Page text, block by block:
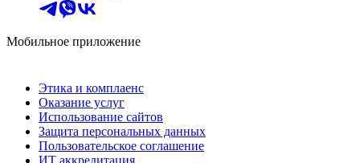
Мобильное приложение
Этика и комплаенс
Оказание услуг
Использование сайтов
Защита персональных данных
Пользовательское соглашение